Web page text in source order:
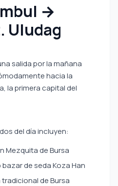
→
Uludag
salida por la mañana
hacia la
la primera capital del
del día incluyen:
Mezquita de Bursa
de seda Koza Han
de Bursa